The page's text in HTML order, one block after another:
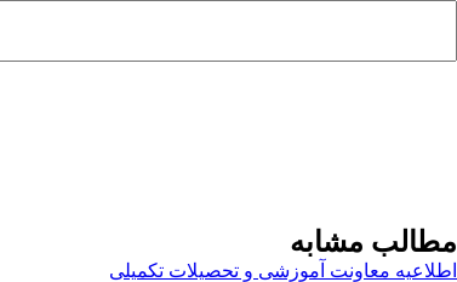
مطالب مشابه
اطلاعیه معاونت آموزشی و تحصیلات تکمیلی